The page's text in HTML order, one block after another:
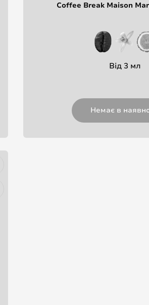
Coffee Break Maison
Від 3 мл
Немає в